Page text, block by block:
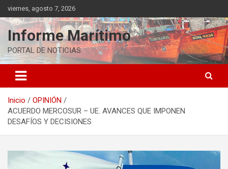
Saltar
al
contenido
viernes, agosto 7, 2026
Informe Marítimo
PORTAL DE NOTICIAS
Inicio
OPINIÓN
ACUERDO MERCOSUR – UE. AVANCES QUE IMPONEN
DESAFÍOS Y DECISIONES